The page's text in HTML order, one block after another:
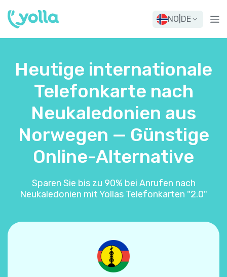
NO DE
Heutige internationale
Telefonkarte nach
Neukaledonien aus
Norwegen — Günstige
Online-Alternative
Sparen Sie bis zu 90% bei Anrufen nach
Neukaledonien mit Yollas Telefonkarten "2.0"